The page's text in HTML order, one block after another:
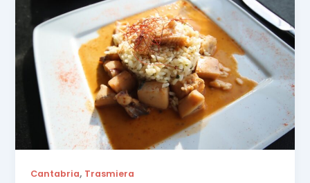
Cantabria, Trasmiera